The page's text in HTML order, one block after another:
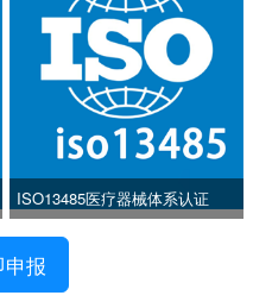
ISO13485医疗器械体系认证
申报